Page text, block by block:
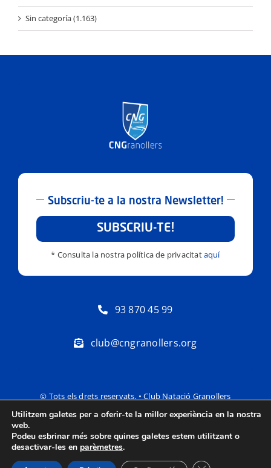
Sin categoría (1.163)
Subscriu-te a la nostra Newsletter!
SUBSCRIU-TE!
* Consulta la nostra política de privacitataquí
93 870 45 99
club@cngranollers.org
© Tots els drets reservats. • Club Natació Granollers
Política de privacitat Avís Legal
Utilitzem galetes per a oferir-te la millor experiència en la nostra
web.
Podeu esbrinar més sobre quines galetes estem utilitzant o
desactivar-les en parèmetres.